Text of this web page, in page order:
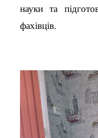
науки та
фахівців.